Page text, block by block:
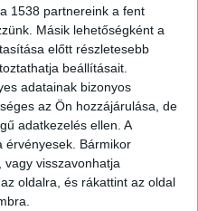
1538 partnereink a fent
Másik lehetőségként a
előtt részletesebb
beállításait.
adatainak bizonyos
az Ön hozzájárulása, de
adatkezelés ellen. A
érvényesek. Bármikor
visszavonhatja
oldalra, és rákattint az oldal
alapján lehetett
a Báróczy utca után,
állítólag
A Kékvillogó.hu
éred el!